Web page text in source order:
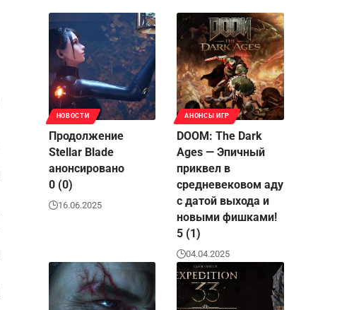
НОВОСТИ
Продолжение
Stellar Blade
анонсировано
0 (0)
16.06.2025
АНОНСЫ ИГР
DOOM: The Dark
Ages — Эпичный
приквел в
средневековом аду
с датой выхода и
новыми фишками!
5 (1)
04.04.2025